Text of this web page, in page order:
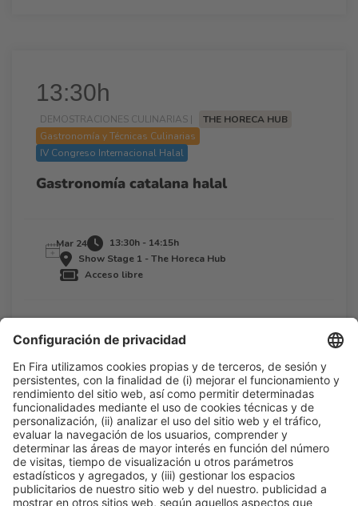
13:30h
DEMOSTRACIONES CULINARIAS |
THE HORECA HUB
Gastronomía y Técnicas Culinarias
IV Congreso Internacional Halal
Gastronomía catalana halal
Mar 24
13:30h - 14:15h
Show Stage 1 - The Horeca Hub
Acceso libre